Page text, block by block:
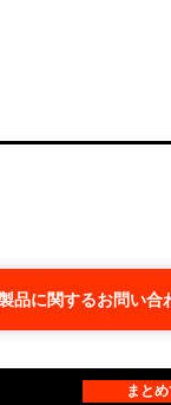
品に関するお問い合
まと